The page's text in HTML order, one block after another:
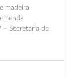
madeira
– Secretaria de